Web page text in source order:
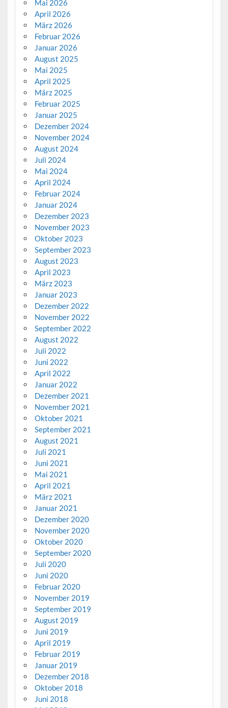
Mai 2026
April 2026
März 2026
Februar 2026
Januar 2026
August 2025
Mai 2025
April 2025
März 2025
Februar 2025
Januar 2025
Dezember 2024
November 2024
August 2024
Juli 2024
Mai 2024
April 2024
Februar 2024
Januar 2024
Dezember 2023
November 2023
Oktober 2023
September 2023
August 2023
April 2023
März 2023
Januar 2023
Dezember 2022
November 2022
September 2022
August 2022
Juli 2022
Juni 2022
April 2022
Januar 2022
Dezember 2021
November 2021
Oktober 2021
September 2021
August 2021
Juli 2021
Juni 2021
Mai 2021
April 2021
März 2021
Januar 2021
Dezember 2020
November 2020
Oktober 2020
September 2020
Juli 2020
Juni 2020
Februar 2020
November 2019
September 2019
August 2019
Juni 2019
April 2019
Februar 2019
Januar 2019
Dezember 2018
Oktober 2018
Juni 2018